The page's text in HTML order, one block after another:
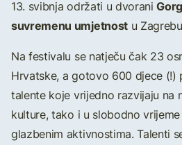
13. svibnja održati u dvorani
suvremenu umjetnostu
Na festivalu se natječu čak 23
Hrvatske, a gotovo 600 djece (!)
talente koje vrijedno razvijaju na
kulture, tako i u slobodno
glazbenim aktivnostima. Talenti